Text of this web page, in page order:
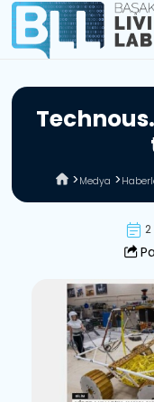
Technous.
Medya